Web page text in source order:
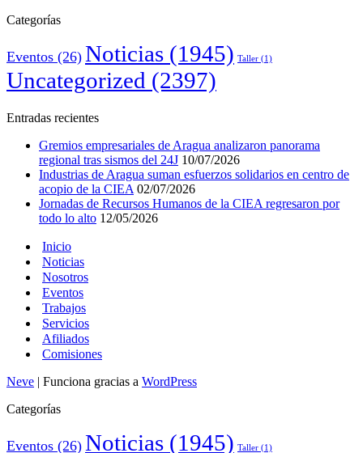
Categorías
Eventos (26) Noticias (1945) Taller (1)
Uncategorized (2397)
Entradas recientes
Gremios empresariales de Aragua analizaron panorama
regional tras sismos del 24J 10/07/2026
Industrias de Aragua suman esfuerzos solidarios en centro de
acopio de la CIEA 02/07/2026
Jornadas de Recursos Humanos de la CIEA regresaron por
todo lo alto 12/05/2026
Inicio
Noticias
Nosotros
Eventos
Trabajos
Servicios
Afiliados
Comisiones
Neve | Funciona gracias a WordPress
Categorías
Eventos (26) Noticias (1945) Taller (1)